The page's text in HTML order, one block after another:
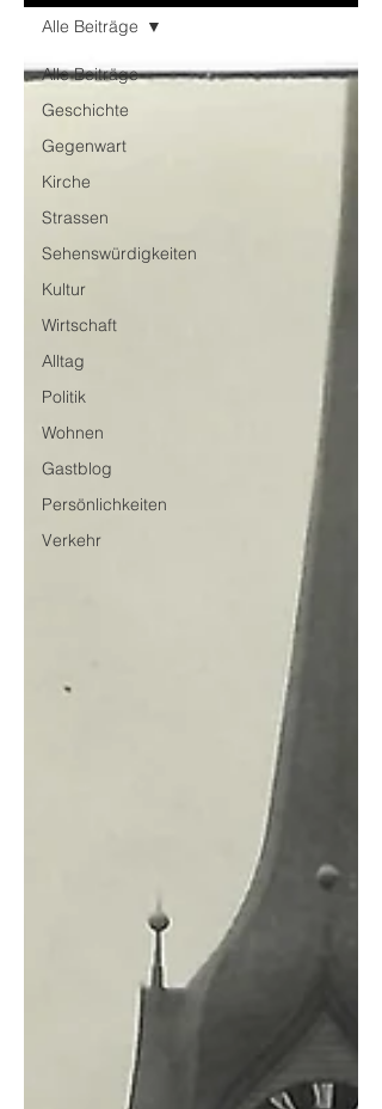
Alle Beiträge
Geschichte
Gegenwart
Kirche
Strassen
Sehenswürdigkeiten
Kultur
Wirtschaft
Alltag
Politik
Wohnen
Gastblog
Persönlichkeiten
Verkehr
Alle Beiträge